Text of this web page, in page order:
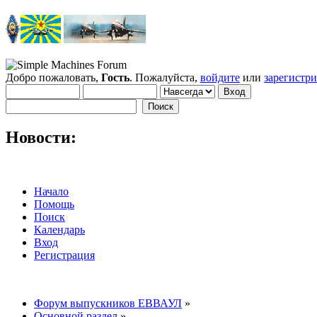
Добро пожаловать, Гость. Пожалуйста, войдите или
Новости:
Начало
Помощь
Поиск
Календарь
Вход
Регистрация
Форум выпускников ЕВВАУЛ »